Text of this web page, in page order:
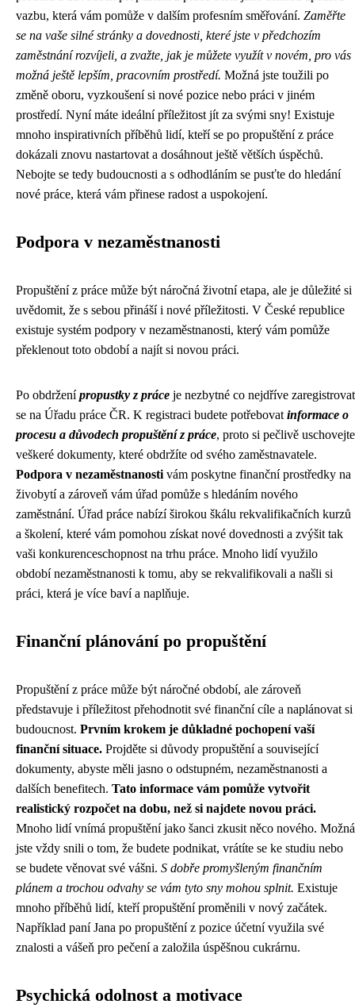
vazbu, která vám pomůže v dalším profesním směřování. Zaměřte
se na vaše silné stránky a dovednosti, které jste v předchozím
zaměstnání rozvíjeli, a zvažte, jak je můžete využít v novém, pro vás
možná ještě lepším, pracovním prostředí. Možná jste toužili po
změně oboru, vyzkoušení si nové pozice nebo práci v jiném
prostředí. Nyní máte ideální příležitost jít za svými sny! Existuje
mnoho inspirativních příběhů lidí, kteří se po propuštění z práce
dokázali znovu nastartovat a dosáhnout ještě větších úspěchů.
Nebojte se tedy budoucnosti a s odhodláním se pusťte do hledání
nové práce, která vám přinese radost a uspokojení.
Podpora v nezaměstnanosti
Propuštění z práce může být náročná životní etapa, ale je důležité si
uvědomit, že s sebou přináší i nové příležitosti. V České republice
existuje systém podpory v nezaměstnanosti, který vám pomůže
překlenout toto období a najít si novou práci.
Po obdrženípropustky z práce je nezbytné co nejdříve zaregistrovat
se na Úřadu práce ČR. K registraci budete potřebovat informace o
procesu a důvodech propuštění z práce, proto si pečlivě uschovejte
veškeré dokumenty, které obdržíte od svého zaměstnavatele.
Podpora v nezaměstnanosti vám poskytne finanční prostředky na
živobytí a zároveň vám úřad pomůže s hledáním nového
zaměstnání. Úřad práce nabízí širokou škálu rekvalifikačních kurzů
a školení, které vám pomohou získat nové dovednosti a zvýšit tak
vaši konkurenceschopnost na trhu práce. Mnoho lidí využilo
období nezaměstnanosti k tomu, aby se rekvalifikovali a našli si
práci, která je více baví a naplňuje.
Finanční plánování po propuštění
Propuštění z práce může být náročné období, ale zároveň
představuje i příležitost přehodnotit své finanční cíle a naplánovat si
budoucnost. Prvním krokem je důkladné pochopení vaší
finanční situace. Projděte si důvody propuštění a související
dokumenty, abyste měli jasno o odstupném, nezaměstnanosti a
dalších benefitech. Tato informace vám pomůže vytvořit
realistický rozpočet na dobu, než si najdete novou práci.
Mnoho lidí vnímá propuštění jako šanci zkusit něco nového. Možná
jste vždy snili o tom, že budete podnikat, vrátíte se ke studiu nebo
se budete věnovat své vášni. S dobře promyšleným finančním
plánem a trochou odvahy se vám tyto sny mohou splnit. Existuje
mnoho příběhů lidí, kteří propuštění proměnili v nový začátek.
Například paní Jana po propuštění z pozice účetní využila své
znalosti a vášeň pro pečení a založila úspěšnou cukrárnu.
Psychická odolnost a motivace